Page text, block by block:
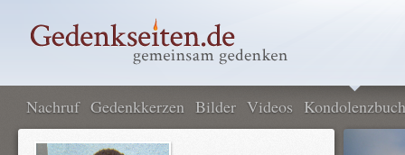
Nachruf Gedenkkerzen Bilder Videos Kondolenzbuch